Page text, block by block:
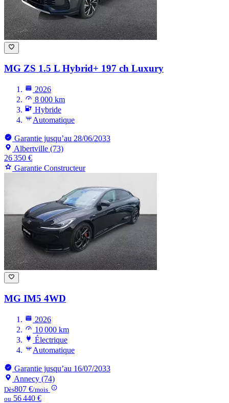
MG ZS 1.5 L Hybrid+ 197 ch Luxury
2026
8 000 km
Hybride
Automatique
Garantie jusqu’au 28/06/2033
Albertville (73)
26 350 €
Garantie Constructeur
MG IM5 4WD
2026
10 000 km
Électrique
Automatique
Garantie jusqu’au 16/07/2033
Annecy (74)
Dès807 €/mois
ou 56 440 €